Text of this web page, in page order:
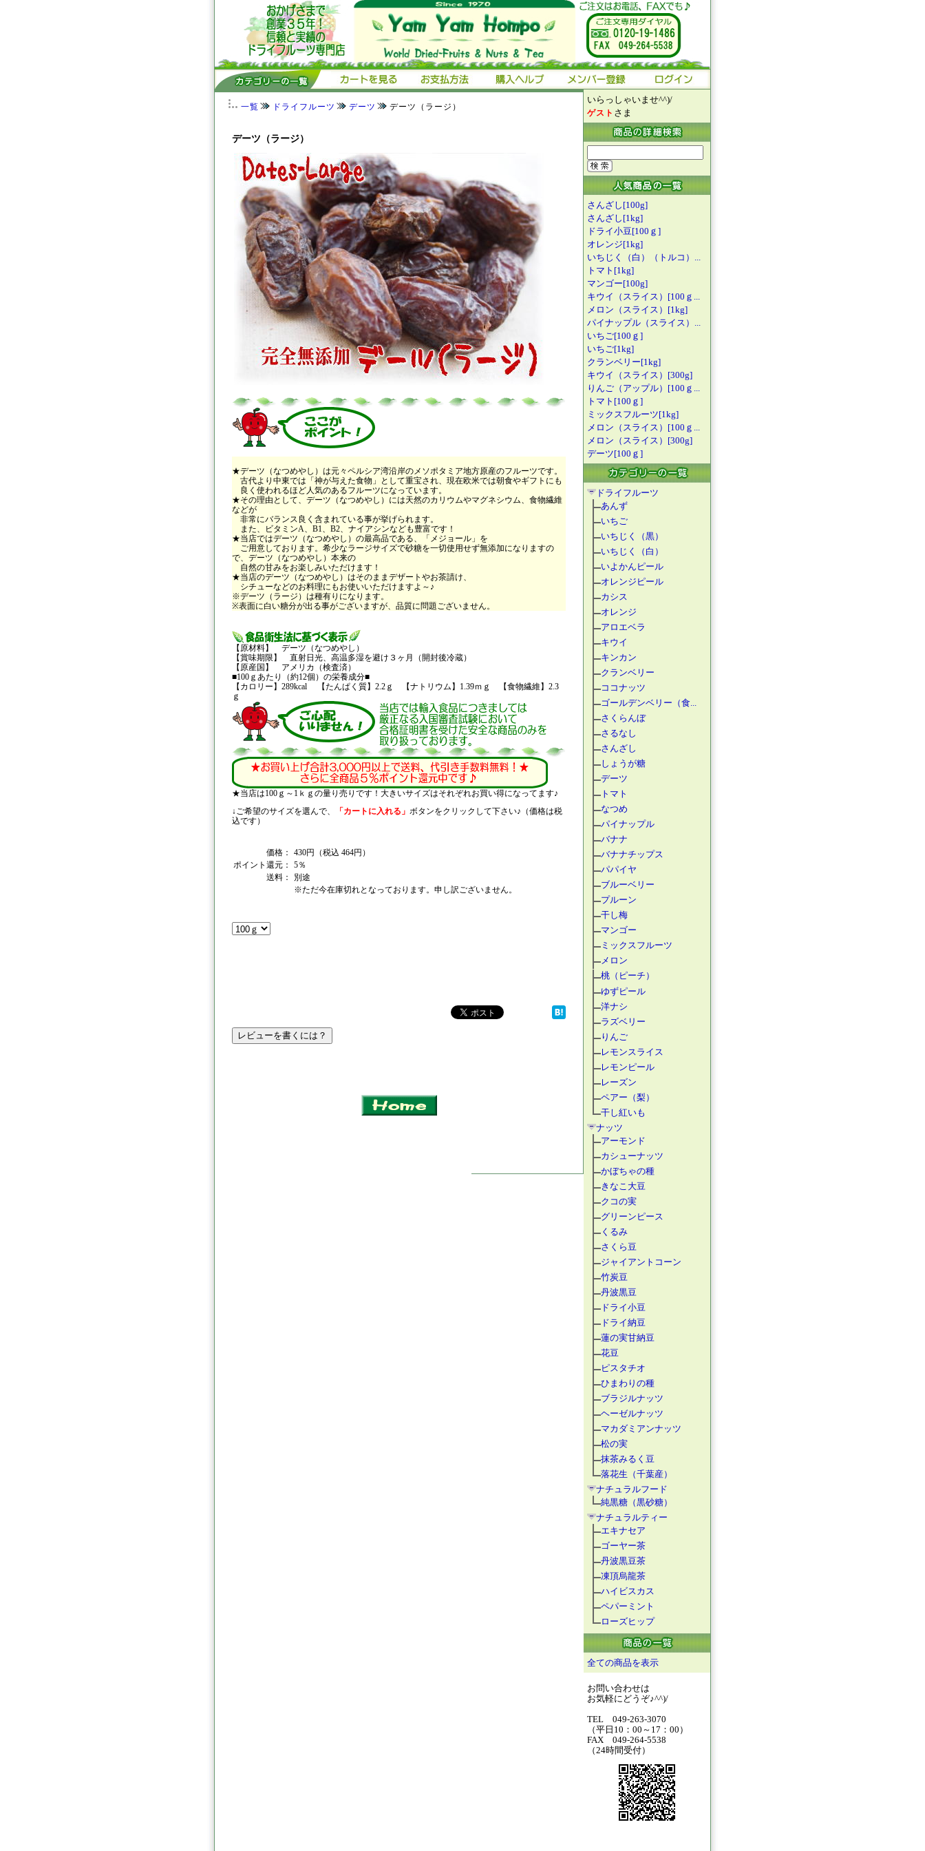
一覧 ドライフルーツ デーツ デーツ（ラージ）
デーツ（ラージ）
★デーツ（なつめやし）は元々ペルシア湾沿岸のメソポタミア地方原産のフルーツです。
古代より中東では「神が与えた食物」として重宝され、現在欧米では朝食やギフトにも
良く使われるほど人気のあるフルーツになっています。
★その理由として、デーツ（なつめやし）には天然のカリウムやマグネシウム、食物繊維
などが
非常にバランス良く含まれている事が挙げられます。
また、ビタミンA、B1、B2、ナイアシンなども豊富です！
★当店ではデーツ（なつめやし）の最高品である、「メジョール」を
ご用意しております。希少なラージサイズで砂糖を一切使用せず無添加になりますの
で、デーツ（なつめやし）本来の
自然の甘みをお楽しみいただけます！
★当店のデーツ（なつめやし）はそのままデザートやお茶請け、
シチューなどのお料理にもお使いいただけますよ～♪
※デーツ（ラージ）は種有りになります。
※表面に白い糖分が出る事がございますが、品質に問題ございません。
【原材料】 デーツ（なつめやし）
【賞味期限】 直射日光、高温多湿を避け３ヶ月（開封後冷蔵）
【原産国】 アメリカ（検査済）
■100ｇあたり（約12個）の栄養成分■
【カロリー】289kcal 【たんぱく質】2.2ｇ 【ナトリウム】1.39ｍｇ 【食物繊維】2.3
ｇ
★当店は100ｇ～1ｋｇの量り売りです！大きいサイズはそれぞれお買い得になってます♪
↓ご希望のサイズを選んで、
「カートに入れる」 ボタンをクリックして下さい♪（価格は税
込です）
価格：
430円（税込 464円）
ポイント還元：
5％
送料：
別途
※ただ今在庫切れとなっております。申し訳ございません。
いらっしゃいませ^^)/
ゲスト さま
さんざし[100g]
さんざし[1kg]
ドライ小豆[100ｇ ]
オレンジ[1kg]
いちじく（白）（ トルコ）...
トマト[1kg]
マンゴー[100g]
キウイ（スライス ）[100ｇ...
メロン（スライス ）[1kg]
パイナップル（スライス）...
いちご[100ｇ]
いちご[1kg]
クランベリー[1kg]
キウイ（スライス ）[300g]
りんご（アップル）[100ｇ...
トマト[100ｇ]
ミックスフルーツ[1kg]
メロン（スライス ）[100ｇ...
メロン（スライス ）[300g]
デーツ[100ｇ]
ドライフルーツ
あんず
いちご
いちじく（黒）
いちじく（白）
いよかんピール
オレンジピール
カシス
オレンジ
アロエベラ
キウイ
キンカン
クランベリー
ココナッツ
ゴールデンベリー（食...
さくらんぼ
さるなし
さんざし
しょうが糖
デーツ
トマト
なつめ
パイナップル
バナナ
バナナチップス
パパイヤ
ブルーベリー
プルーン
干し梅
マンゴー
ミックスフルーツ
メロン
桃（ピーチ）
ゆずピール
洋ナシ
ラズベリー
りんご
レモンスライス
レモンピール
レーズン
ペアー（梨）
干し紅いも
ナッツ
アーモンド
カシューナッツ
かぼちゃの種
きなこ大豆
クコの実
グリーンピース
くるみ
さくら豆
ジャイアントコーン
竹炭豆
丹波黒豆
ドライ小豆
ドライ納豆
蓮の実甘納豆
花豆
ピスタチオ
ひまわりの種
ブラジルナッツ
ヘーゼルナッツ
マカダミアンナッツ
松の実
抹茶みるく豆
落花生（千葉産）
ナチュラルフード
純黒糖（黒砂糖）
ナチュラルティー
エキナセア
ゴーヤー茶
丹波黒豆茶
凍頂烏龍茶
ハイビスカス
ペパーミント
ローズヒップ
全ての商品を表示
お問い合わせは
お気軽にどうぞ♪^^)/
TEL 049-263-3070
（平日10：00～17：00）
FAX 049-264-5538
（24時間受付）